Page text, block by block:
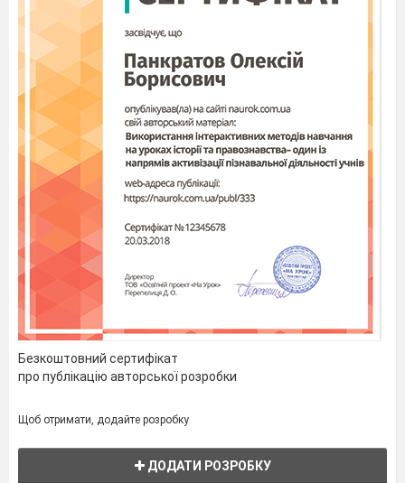
ВСТУП
сторінка якої сповнена
глибокого змісту.
Наскрізна лінія
соціальної активності,
Безкоштовний сертифікат
про публікацію авторської розробки
Щоб отримати, додайте розробку
ДОДАТИ РОЗРОБКУ